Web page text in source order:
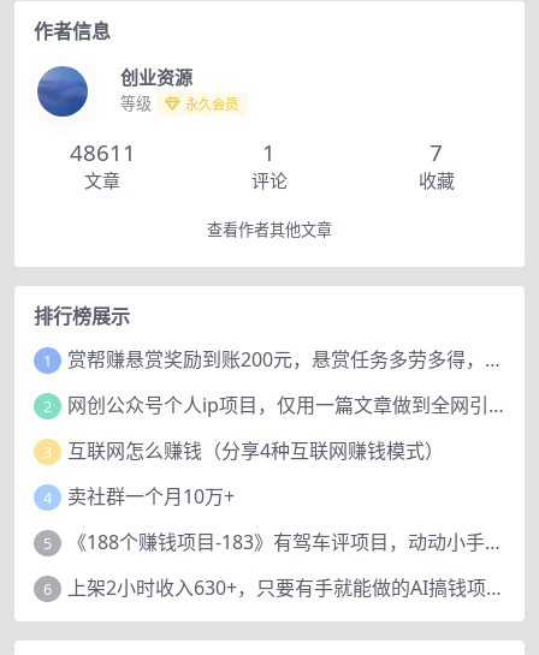
作者信息
创业资源
等级 永久会员
48611
文章
1
评论
7
收藏
查看作者其他文章
排行榜展示
1 赏帮赚悬赏奖励到账200元，悬赏任务多劳多得，人人可做。
2 网创公众号个人ip项目，仅用一篇文章做到全网引流！
3 互联网怎么赚钱（分享4种互联网赚钱模式）
4 卖社群一个月10万+
5 《188个赚钱项目-183》有驾车评项目，动动小手，复制粘贴赚44元！
6 上架2小时收入630+，只要有手就能做的AI搞钱项目，奶奶看完都能学会!